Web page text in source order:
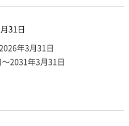
31日
年3月31日
2031年3月31日